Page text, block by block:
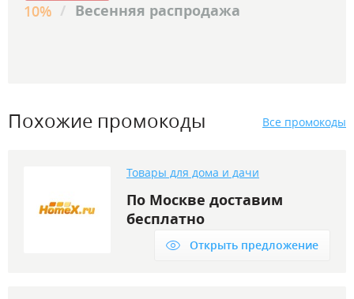
10% / Весенняя распродажа
Похожие промокоды Все промокоды
Товары для дома и дачи
По Москве доставим
бесплатно
Открыть предложение